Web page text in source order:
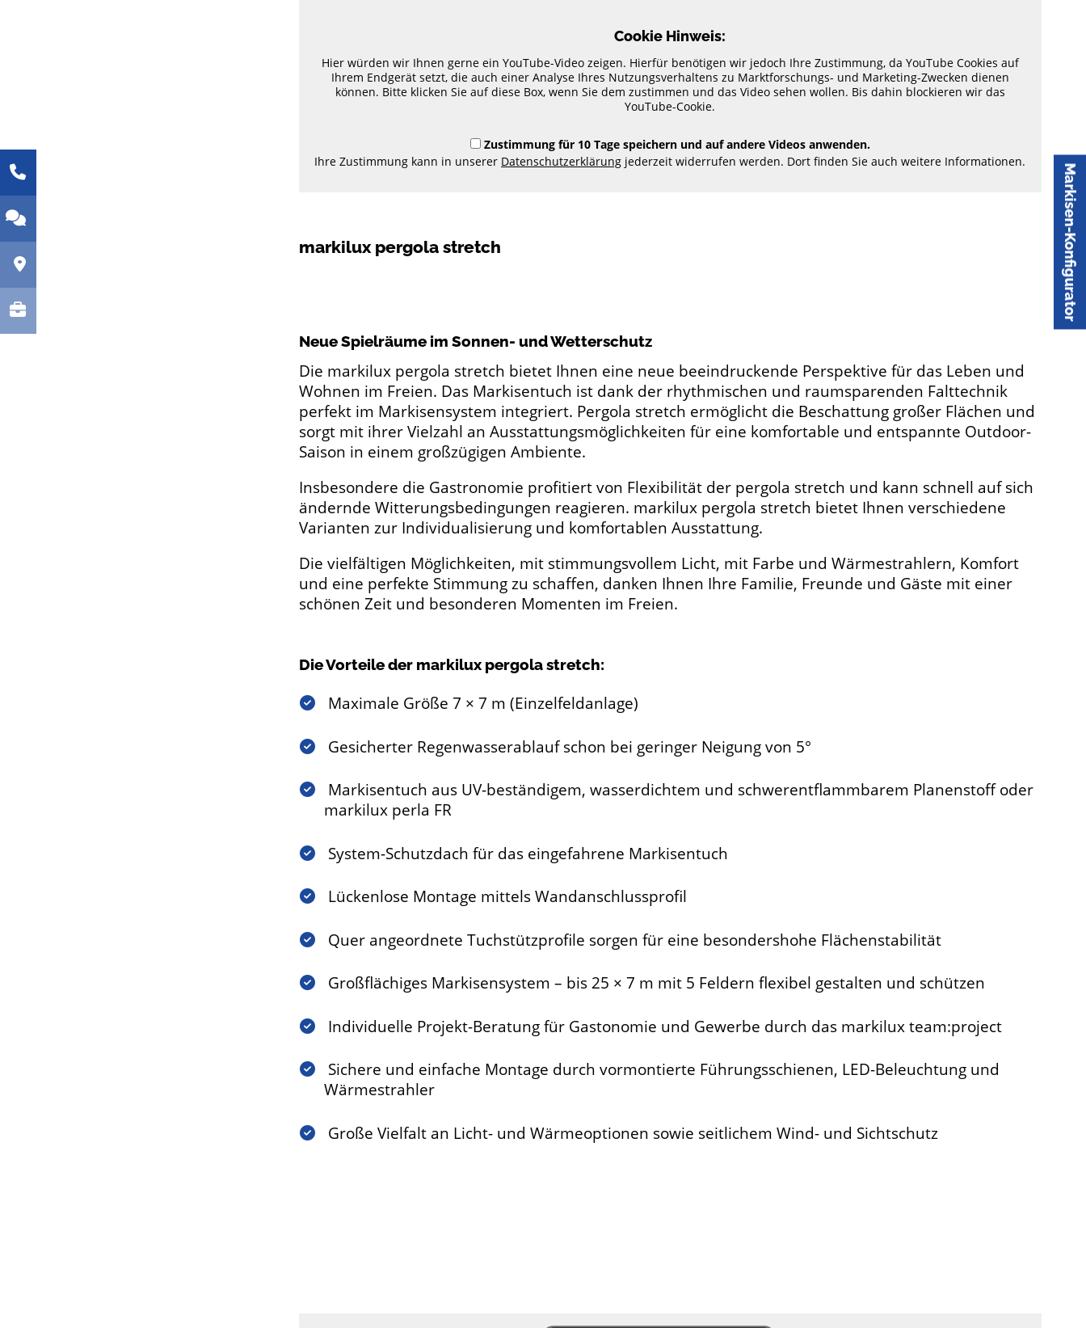
Markisen-Konfigurator
Cookie Hinweis:
Hier würden wir Ihnen gerne ein YouTube-Video zeigen. Hierfür benötigen wir jedoch Ihre Zustimmung, da YouTube Cookies auf
Ihrem Endgerät setzt, die auch einer Analyse Ihres Nutzungsverhaltens zu Marktforschungs- und Marketing-Zwecken dienen
können. Bitte klicken Sie auf diese Box, wenn Sie dem zustimmen und das Video sehen wollen. Bis dahin blockieren wir das
YouTube-Cookie.
Zustimmung für 10 Tage speichern und auf andere Videos anwenden.
Ihre Zustimmung kann in unserer Datenschutzerklärung jederzeit widerrufen werden. Dort finden Sie auch weitere Informationen.
markilux pergola stretch
Neue Spielräume im Sonnen- und Wetterschutz
Die markilux pergola stretch bietet Ihnen eine neue beeindruckende Perspektive für das Leben und
Wohnen im Freien. Das Markisentuch ist dank der rhythmischen und raumsparenden Falttechnik
perfekt im Markisensystem integriert. Pergola stretch ermöglicht die Beschattung großer Flächen und
sorgt mit ihrer Vielzahl an Ausstattungsmöglichkeiten für eine komfortable und entspannte Outdoor-
Saison in einem großzügigen Ambiente.
Insbesondere die Gastronomie profitiert von Flexibilität der pergola stretch und kann schnell auf sich
ändernde Witterungsbedingungen reagieren. markilux pergola stretch bietet Ihnen verschiedene
Varianten zur Individualisierung und komfortablen Ausstattung.
Die vielfältigen Möglichkeiten, mit stimmungsvollem Licht, mit Farbe und Wärmestrahlern, Komfort
und eine perfekte Stimmung zu schaffen, danken Ihnen Ihre Familie, Freunde und Gäste mit einer
schönen Zeit und besonderen Momenten im Freien.
Die Vorteile der markilux pergola stretch:
Maximale Größe 7 × 7 m (Einzelfeldanlage)
Gesicherter Regenwasserablauf schon bei geringer Neigung von 5°
Markisentuch aus UV-beständigem, wasserdichtem und schwerentflammbarem Planenstoff oder
markilux perla FR
System-Schutzdach für das eingefahrene Markisentuch
Lückenlose Montage mittels Wandanschlussprofil
Quer angeordnete Tuchstützprofile sorgen für eine besondershohe Flächenstabilität
Großflächiges Markisensystem – bis 25 × 7 m mit 5 Feldern flexibel gestalten und schützen
Individuelle Projekt-Beratung für Gastonomie und Gewerbe durch das markilux team:project
Sichere und einfache Montage durch vormontierte Führungsschienen, LED-Beleuchtung und
Wärmestrahler
Große Vielfalt an Licht- und Wärmeoptionen sowie seitlichem Wind- und Sichtschutz